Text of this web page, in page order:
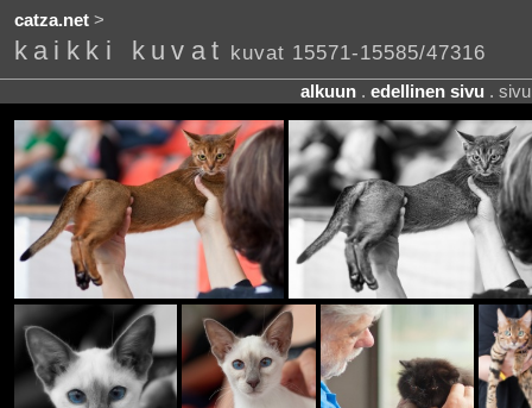
catza.net>
kaikki kuvat kuvat 15571-15585/47316
alkuun . edellinen sivu .